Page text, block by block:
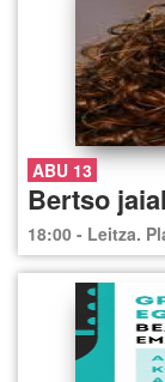
ABU 13
Bertso
18:00 - Leitza.